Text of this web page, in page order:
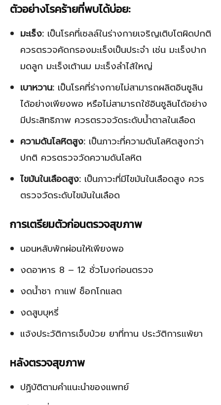
ตัวอย่างโรคร้ายที่พบได้บ่อย:
มะเร็ง: เป็นโรคที่เซลล์ในร่างกายเจริญเติบโตผิดปกติ
ควรตรวจคัดกรองมะเร็งเป็นประจำ เช่น มะเร็งปาก
มดลูก มะเร็งเต้านม มะเร็งลำไส้ใหญ่
เบาหวาน: เป็นโรคที่ร่างกายไม่สามารถผลิตอินซูลิน
ได้อย่างเพียงพอ หรือไม่สามารถใช้อินซูลินได้อย่าง
มีประสิทธิภาพ ควรตรวจวัดระดับน้ำตาลในเลือด
ความดันโลหิตสูง: เป็นภาวะที่ความดันโลหิตสูงกว่า
ปกติ ควรตรวจวัดความดันโลหิต
ไขมันในเลือดสูง: เป็นภาวะที่มีไขมันในเลือดสูง ควร
ตรวจวัดระดับไขมันในเลือด
การเตรียมตัวก่อนตรวจสุขภาพ
นอนหลับพักผ่อนให้เพียงพอ
งดอาหาร 8 – 12 ชั่วโมงก่อนตรวจ
งดน้ำชา กาแฟ ช็อกโกแลต
งดสูบบุหรี่
แจ้งประวัติการเจ็บป่วย ยาที่ทาน ประวัติการแพ้ยา
หลังตรวจสุขภาพ
ปฏิบัติตามคำแนะนำของแพทย์